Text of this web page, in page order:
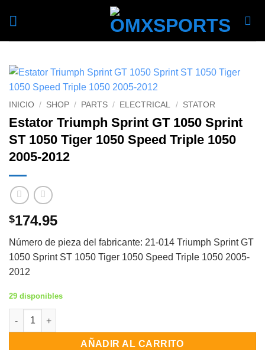
INICIO / SHOP / PARTS / ELECTRICAL / STATOR
Estator Triumph Sprint GT 1050 Sprint
ST 1050 Tiger 1050 Speed Triple 1050
2005-2012
$174.95
Número de pieza del fabricante: 21-014 Triumph Sprint GT
1050 Sprint ST 1050 Tiger 1050 Speed Triple 1050 2005-
2012
29 disponibles
Estator Triumph Sprint GT 1050 Sprint ST 1050 Tiger 1050
AÑADIR AL CARRITO